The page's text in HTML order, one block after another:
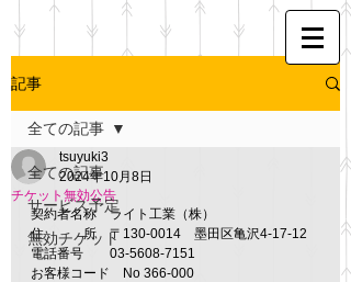
記事
全ての記事
サービス予定
無効チケット
全ての記事
チケット無効公告
tsuyuki3
2024年10月8日
契約者名称　ライト工業（株）
住　　　所　〒130-0014　墨田区亀沢4-17-12
電話番号　　03-5608-7151
お客様コード　No 366-000